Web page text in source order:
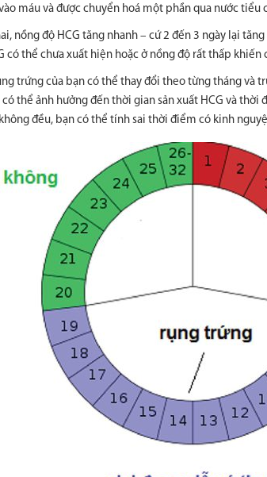
máu và được chuyển hoá một phần qua nước tiểu
nồng độ HCG tăng nhanh – cứ 2 đến 3 ngày lại
có thể chưa xuất hiện hoặc ở nồng độ rất thấp
trứng của bạn có thể thay đổi theo từng tháng và
thể ảnh hưởng đến thời gian sản xuất HCG và
đều, bạn có thể tính sai thời điểm có kinh